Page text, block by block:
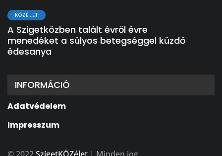
KÖZÉLET
A Szigetközben talált évről évre
menedéket a súlyos betegséggel küzdő
édesanya
INFORMÁCIÓ
Adatvédelem
Impresszum